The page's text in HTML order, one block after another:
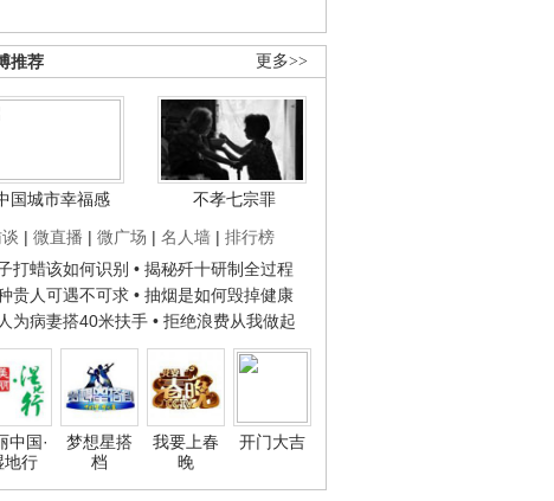
更多>>
推荐
国城市幸福感
不孝七宗罪
| 微直播 | 微广场 | 名人墙 | 排行榜
打蜡该如何识别 • 揭秘歼十研制全过程
贵人可遇不可求 • 抽烟是如何毁掉健康
为病妻搭40米扶手 • 拒绝浪费从我做起
中国·
地行
梦想星搭
档
我要上春
晚
开门大吉